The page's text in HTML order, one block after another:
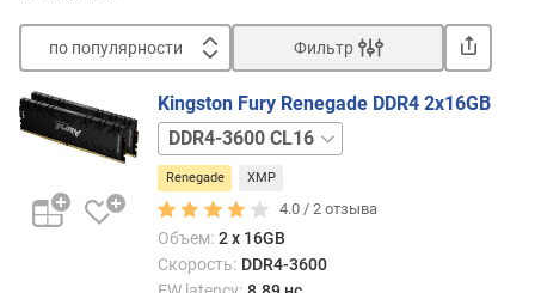
по популярности
п
о
о
п
Фильтр
Kingston Fury Renegade DDR4 2x16GB
DDR4-
4600
CL19
Renegade XMP
4.0 /2 отзыва
Объем: 2 х 16GB
Скорость: DDR4-3600